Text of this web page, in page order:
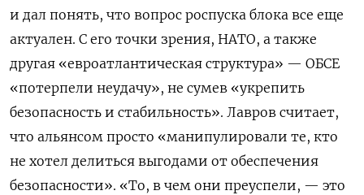
и дал понять, что вопрос роспуска блока все еще
актуален. С его точки зрения, НАТО, а также
другая «евроатлантическая структура» — ОБСЕ
«потерпели неудачу», не сумев «укрепить
безопасность и стабильность». Лавров считает,
что альянсом просто «манипулировали те, кто
не хотел делиться выгодами от обеспечения
безопасности». «То, в чем они преуспели, — это